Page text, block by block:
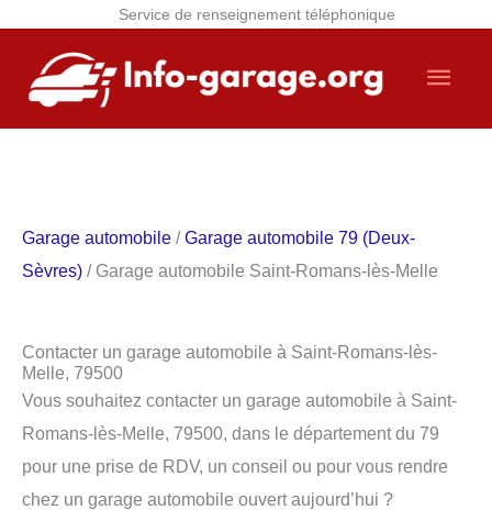
Service de renseignement téléphonique
contenu
Garage automobile /Garage automobile 79 (Deux-
Sèvres) / Garage automobile Saint-Romans-lès-Melle
Contacter un garage automobile à Saint-Romans-lès-
Melle, 79500
Vous souhaitez contacter un garage automobile à Saint-
Romans-lès-Melle, 79500, dans le département du 79
pour une prise de RDV, un conseil ou pour vous rendre
chez un garage automobile ouvert aujourd’hui ?